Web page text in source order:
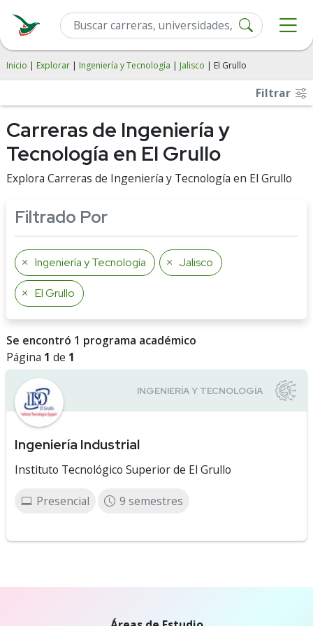
Inicio | Explorar | Ingeniería y Tecnología | Jalisco | El Grullo
Filtrar
Carreras de Ingeniería y
Tecnología en El Grullo
Explora Carreras de Ingeniería y Tecnología en El Grullo
Filtrado Por
Ingeniería y Tecnología Jalisco
El Grullo
Se encontró 1 programa académico
Página 1 de 1
Ingeniería Industrial
Instituto Tecnológico Superior de El Grullo
Presencial 9 semestres